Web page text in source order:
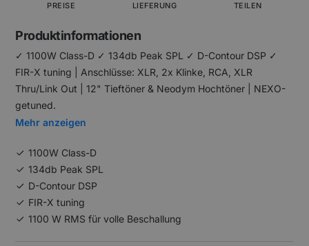
PREISE LIEFERUNG TEILEN
Produktinformationen
✓ 1100W Class-D ✓ 134db Peak SPL ✓ D-Contour DSP ✓
FIR-X tuning | Anschlüsse: XLR, 2x Klinke, RCA, XLR
Thru/Link Out | 12" Tieftöner & Neodym Hochtöner | NEXO-
getuned.
Mehr anzeigen
1100W Class-D
134db Peak SPL
D-Contour DSP
FIR-X tuning
1100 W RMS für volle Beschallung